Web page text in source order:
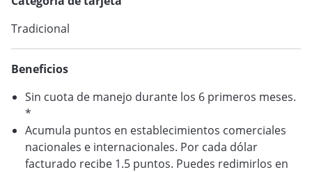
Tradicional
Beneficios
Sin cuota de manejo durante los 6 primeros meses.
*
Acumula puntos en establecimientos comerciales
nacionales e internacionales. Por cada dólar
facturado recibe 1.5 puntos. Puedes redimirlos en